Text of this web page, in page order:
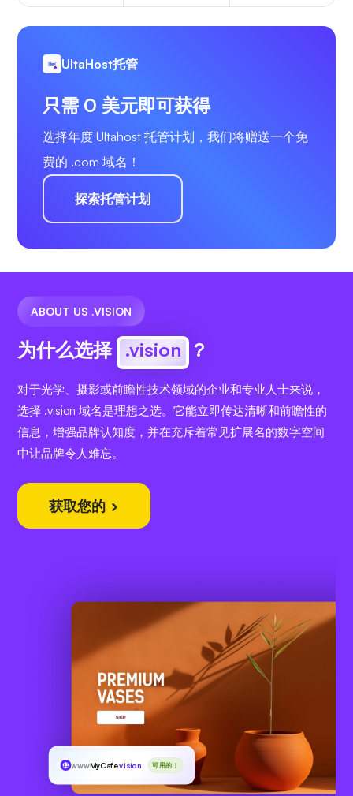
UltaHost托管
只需 0 美元即可获得
选择年度 Ultahost 托管计划，我们将赠送一个免
费的 .com 域名！
探索托管计划
ABOUT US .VISION
为什么选择 .vision ?
对于光学、摄影或前瞻性技术领域的企业和专业人士来说，
选择 .vision 域名是理想之选。它能立即传达清晰和前瞻性的
信息，增强品牌认知度，并在充斥着常见扩展名的数字空间
中让品牌令人难忘。
获取您的
wwwMyCafe.vision 可用的！